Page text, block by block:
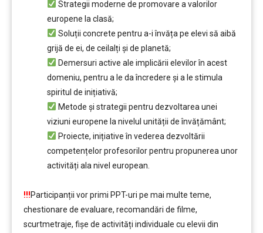
Strategii moderne de promovare a valorilor
europene la clasă;
Soluții concrete pentru a-i învăța pe elevi să aibă
grijă de ei, de ceilalți și de planetă;
Demersuri active ale implicării elevilor în acest
domeniu, pentru a le da încredere și a le stimula
spiritul de inițiativă;
Metode și strategii pentru dezvoltarea unei
viziuni europene la nivelul unității de învățământ;
Proiecte, inițiative în vederea dezvoltării
competențelor profesorilor pentru propunerea unor
activități ala nivel european.
!!!Participanții vor primi PPT-uri pe mai multe teme,
chestionare de evaluare, recomandări de filme,
scurtmetraje, fișe de activități individuale cu elevii din